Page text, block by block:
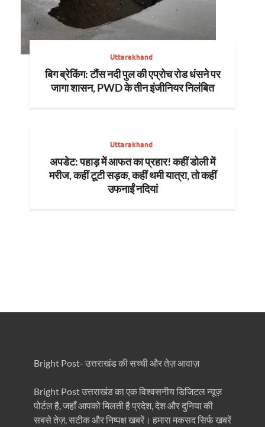
Uttarakhand
बिग ब्रेकिंग: टौंस नदी पुल की एप्रोच रोड धंसने पर
जागा शासन, PWD के तीन इंजीनियर निलंबित
Uttarakhand
अपडेट: पहाड़ में आफत का प्रहार! कहीं डोली में
मरीज, कहीं टूटी सड़क, कहीं थमी यात्रा, तो कहीं
उफनाईं नदियां
Bright Post- उत्तराखंड की सच्ची और तेज़ आवाज़
Bright Post उत्तराखंड का एक विश्वसनीय डिजिटल न्यूज़
पोर्टल है, जहाँ आपको मिलती है प्रदेश, देश और दुनिया की
सबसे तेज़, सटीक और निष्पक्ष खबरें। हमारा मकसद सिर्फ खबरें